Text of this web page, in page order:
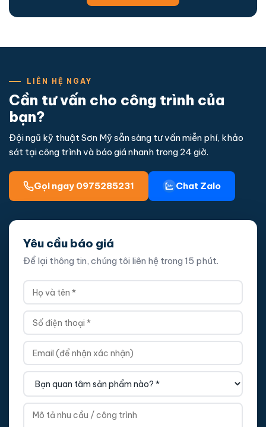
LIÊN HỆ NGAY
Cần tư vấn cho công trình của
bạn?
Đội ngũ kỹ thuật Sơn Mỹ sẵn sàng tư vấn miễn phí, khảo
sát tại công trình và báo giá nhanh trong 24 giờ.
Gọi ngay 0975285231 Chat Zalo
Yêu cầu báo giá
Để lại thông tin, chúng tôi liên hệ trong 15 phút.